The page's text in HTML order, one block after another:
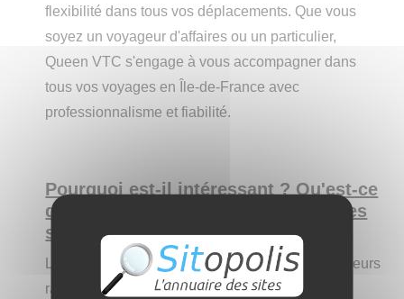
flexibilité dans tous vos déplacements. Que vous
soyez un voyageur d'affaires ou un particulier,
Queen VTC s'engage à vous accompagner dans
tous vos voyages en Île-de-France avec
professionnalisme et fiabilité.
Pourquoi est-il intéressant ? Qu'est-ce
qui pourrait le différencier des autres
sites ?
Queen VTC est intéressant pour plusieurs
raisons, notamment sa simplicité d'utilisation, la